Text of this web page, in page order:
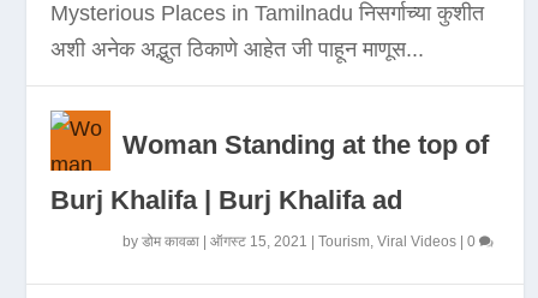
Mysterious Places in Tamilnadu निसर्गाच्या कुशीत
अशी अनेक अद्भुत ठिकाणे आहेत जी पाहून माणूस...
Woman Standing at the top of
Burj Khalifa | Burj Khalifa ad
byडोम कावळा |ऑगस्ट 15, 2021 |Tourism,Viral Videos |0